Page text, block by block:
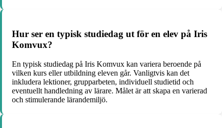
Hur ser en typisk studiedag ut för en elev på Iris
Komvux?
En typisk studiedag på Iris Komvux kan variera beroende på
vilken kurs eller utbildning eleven går. Vanligtvis kan det
inkludera lektioner, grupparbeten, individuell studietid och
eventuellt handledning av lärare. Målet är att skapa en varierad
och stimulerande lärandemiljö.